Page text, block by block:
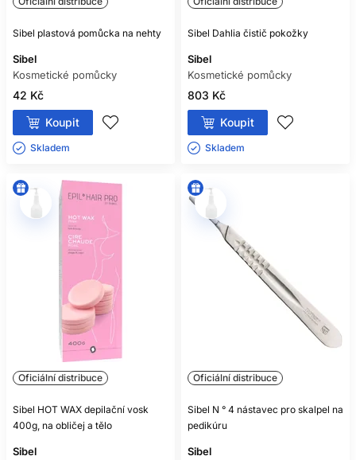
Sibel plastová pomůcka na nehty
Sibel
Kosmetické pomůcky
42 Kč
Koupit
Skladem ㅤ
Sibel Dahlia čistič pokožky
Sibel
Kosmetické pomůcky
803 Kč
Koupit
Skladem ㅤ
Oficiální distribuce
Sibel HOT WAX depilační vosk
400g, na obličej a tělo
Sibel
Oficiální distribuce
Sibel N ° 4 nástavec pro skalpel na
pedikúru
Sibel